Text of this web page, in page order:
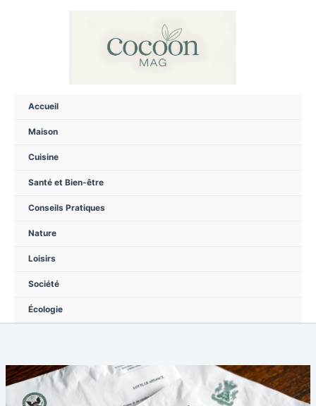
Accueil
Maison
Cuisine
Santé et Bien-être
Conseils Pratiques
Nature
Loisirs
Société
Écologie